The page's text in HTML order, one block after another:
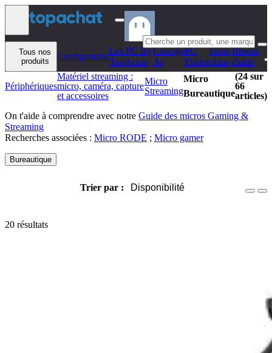
Aller au contenu
Tous nos
produits
Configomatic
Les PC By
TopAchat
Configo
Ai
PC
Finder
Bons
plans
Besoin
d'aide
Périphériques
Matériel streaming :
micro, caméra, capture
et accessoires
Micro
Streaming
Micro
Bureautique
(24 sur
66
articles)
On t'aide à comprendre avec notre Guide des micros Gaming &
Streaming
Recherches associées : Micro RODE ; Micro gamer
Bureautique
Trier par : Disponibilité
20 résultats